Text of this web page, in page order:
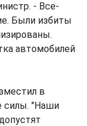
- Все-
Были избиты
автомобилей
в
силы. "Наши